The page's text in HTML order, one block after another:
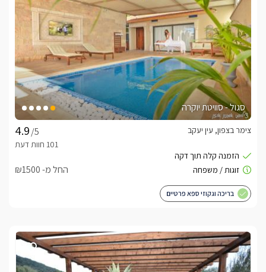
סגול - סוויטת יוקרה
/5
צימר בצפון, עין יעקב
החל מ- ₪1500
בריכה וגקוזי ספא פרטיים